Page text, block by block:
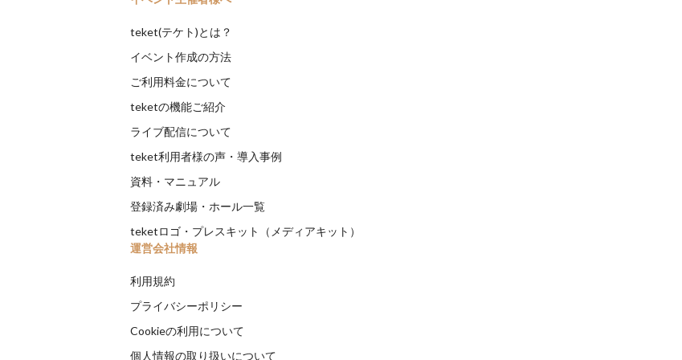
teket(テケト)とは？
イベント作成の方法
ご利用料金について
teketの機能ご紹介
ライブ配信について
teket利用者様の声・導入事例
資料・マニュアル
登録済み劇場・ホール一覧
teketロゴ・プレスキット（メディアキット）
運営会社情報
利用規約
プライバシーポリシー
Cookieの利用について
個人情報の取り扱いについて